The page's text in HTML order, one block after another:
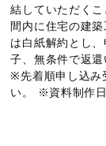
結していただく
間内に住宅の建
は白紙解約とし
子、無条件で返還
※先着順申し込み
い。 ※資料制作